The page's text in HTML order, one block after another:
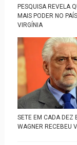
PESQUISA REVELA
MAIS PODER NO
VIRGÍNIA
SETE EM CADA DEZ
WAGNER RECEBEU